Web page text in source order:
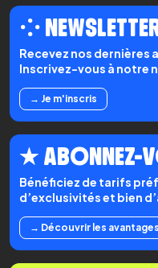
⁘
Recevez nos dernières
Inscrivez-vous à notre
→ Je m'inscris
★ ABONNEZ-
Bénéficiez de tarifs
d’exclusivités et bien
→ Découvrir les avantages